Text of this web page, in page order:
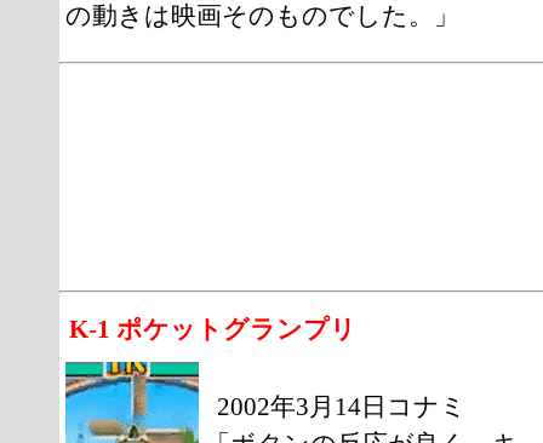
の動きは映画そのものでした。」
K-1 ポケットグランプリ
2002年3月14日コナミ